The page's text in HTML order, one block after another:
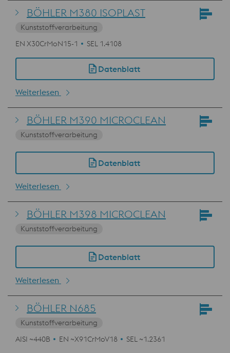
BÖHLER M380 ISOPLAST
Kunststoffverarbeitung
EN X30CrMoN15-1
SEL 1.4108
Datenblatt
Weiterlesen
BÖHLER M390 MICROCLEAN
Kunststoffverarbeitung
Datenblatt
Weiterlesen
BÖHLER M398 MICROCLEAN
Kunststoffverarbeitung
Datenblatt
Weiterlesen
BÖHLER N685
Kunststoffverarbeitung
AISI ~440B
EN ~X91CrMoV18 SEL ~1.2361